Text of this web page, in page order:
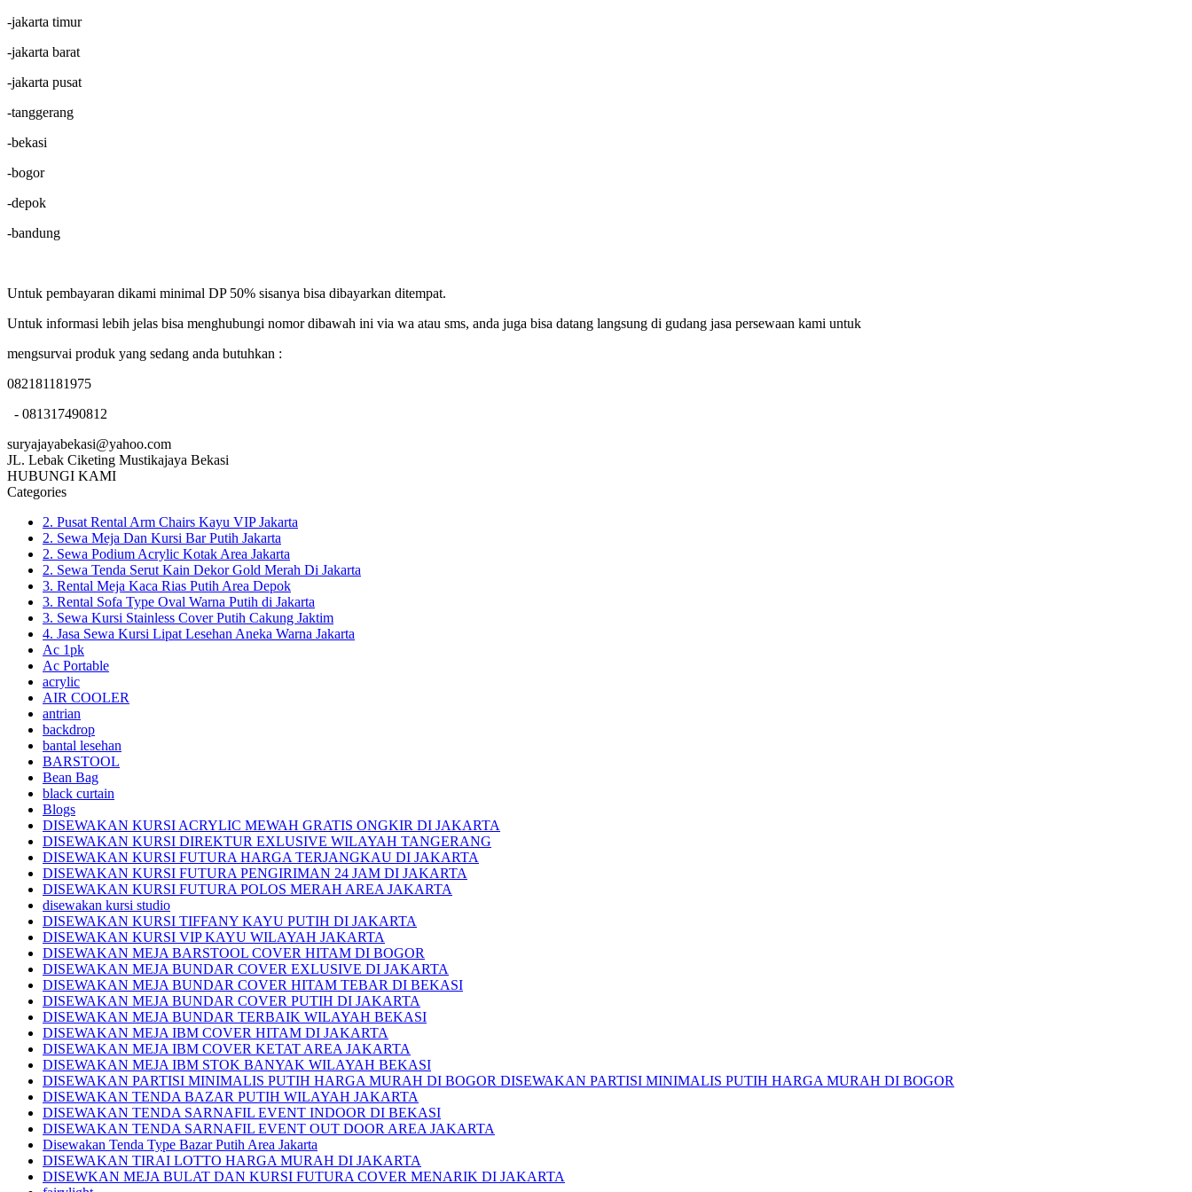
-jakarta timur
-jakarta barat
-jakarta pusat
-tanggerang
-bekasi
-bogor
-depok
-bandung
Untuk pembayaran dikami minimal DP 50% sisanya bisa dibayarkan ditempat.
Untuk informasi lebih jelas bisa menghubungi nomor dibawah ini via wa atau sms, anda juga bisa datang langsung di gudang jasa persewaan kami untuk
mengsurvai produk yang sedang anda butuhkan :
082181181975
- 081317490812
suryajayabekasi@yahoo.com
JL. Lebak Ciketing Mustikajaya Bekasi
HUBUNGI KAMI
Categories
2. Pusat Rental Arm Chairs Kayu VIP Jakarta
2. Sewa Meja Dan Kursi Bar Putih Jakarta
2. Sewa Podium Acrylic Kotak Area Jakarta
2. Sewa Tenda Serut Kain Dekor Gold Merah Di Jakarta
3. Rental Meja Kaca Rias Putih Area Depok
3. Rental Sofa Type Oval Warna Putih di Jakarta
3. Sewa Kursi Stainless Cover Putih Cakung Jaktim
4. Jasa Sewa Kursi Lipat Lesehan Aneka Warna Jakarta
Ac 1pk
Ac Portable
acrylic
AIR COOLER
antrian
backdrop
bantal lesehan
BARSTOOL
Bean Bag
black curtain
Blogs
DISEWAKAN KURSI ACRYLIC MEWAH GRATIS ONGKIR DI JAKARTA
DISEWAKAN KURSI DIREKTUR EXLUSIVE WILAYAH TANGERANG
DISEWAKAN KURSI FUTURA HARGA TERJANGKAU DI JAKARTA
DISEWAKAN KURSI FUTURA PENGIRIMAN 24 JAM DI JAKARTA
DISEWAKAN KURSI FUTURA POLOS MERAH AREA JAKARTA
disewakan kursi studio
DISEWAKAN KURSI TIFFANY KAYU PUTIH DI JAKARTA
DISEWAKAN KURSI VIP KAYU WILAYAH JAKARTA
DISEWAKAN MEJA BARSTOOL COVER HITAM DI BOGOR
DISEWAKAN MEJA BUNDAR COVER EXLUSIVE DI JAKARTA
DISEWAKAN MEJA BUNDAR COVER HITAM TEBAR DI BEKASI
DISEWAKAN MEJA BUNDAR COVER PUTIH DI JAKARTA
DISEWAKAN MEJA BUNDAR TERBAIK WILAYAH BEKASI
DISEWAKAN MEJA IBM COVER HITAM DI JAKARTA
DISEWAKAN MEJA IBM COVER KETAT AREA JAKARTA
DISEWAKAN MEJA IBM STOK BANYAK WILAYAH BEKASI
DISEWAKAN PARTISI MINIMALIS PUTIH HARGA MURAH DI BOGOR DISEWAKAN PARTISI MINIMALIS PUTIH HARGA MURAH DI BOGOR
DISEWAKAN TENDA BAZAR PUTIH WILAYAH JAKARTA
DISEWAKAN TENDA SARNAFIL EVENT INDOOR DI BEKASI
DISEWAKAN TENDA SARNAFIL EVENT OUT DOOR AREA JAKARTA
Disewakan Tenda Type Bazar Putih Area Jakarta
DISEWAKAN TIRAI LOTTO HARGA MURAH DI JAKARTA
DISEWKAN MEJA BULAT DAN KURSI FUTURA COVER MENARIK DI JAKARTA